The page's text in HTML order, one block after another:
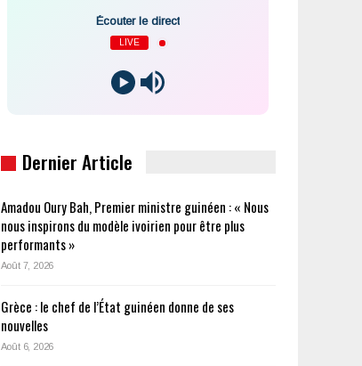
Écouter le direct
LIVE
Dernier Article
Amadou Oury Bah, Premier ministre guinéen : « Nous
nous inspirons du modèle ivoirien pour être plus
performants »
Août 7, 2026
Grèce : le chef de l’État guinéen donne de ses
nouvelles
Août 6, 2026